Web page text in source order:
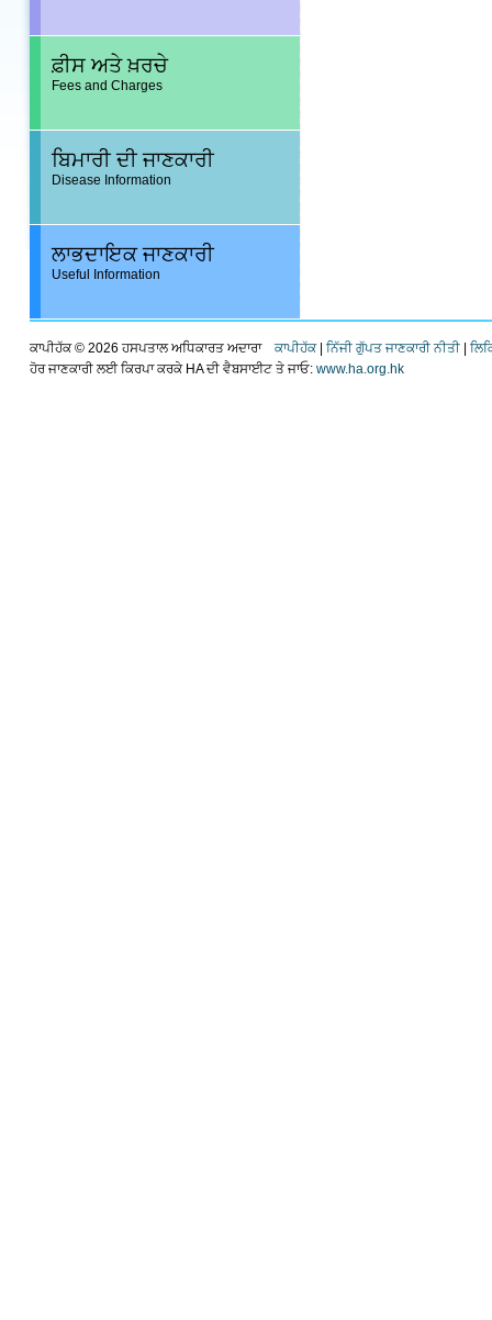
ਫ਼ੀਸ ਅਤੇ ਖ਼ਰਚੇ
Fees and Charges
ਬਿਮਾਰੀ ਦੀ ਜਾਣਕਾਰੀ
Disease Information
ਲਾਭਦਾਇਕ ਜਾਣਕਾਰੀ
Useful Information
ਕਾਪੀਹੱਕ © 2026 ਹਸਪਤਾਲ ਅਧਿਕਾਰਤ ਅਦਾਰਾ ਕਾਪੀਹੱਕ| ਨਿੱਜੀ ਗੁੱਪਤ ਜਾਣਕਾਰੀ ਨੀਤੀ
ਹੋਰ ਜਾਣਕਾਰੀ ਲਈ ਕਿਰਪਾ ਕਰਕੇ HA ਦੀ ਵੈਬਸਾਈਟ ਤੇ ਜਾਓ: www.ha.org.hk